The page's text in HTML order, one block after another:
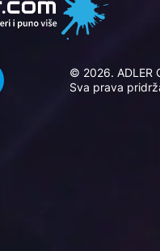
© 2026. ADLER
Sva prava